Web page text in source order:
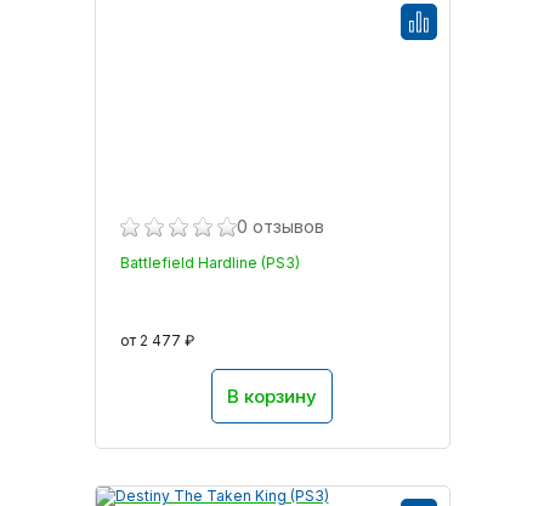
0 отзывов
Battlefield Hardline (PS3)
от 2 477 ₽
В корзину